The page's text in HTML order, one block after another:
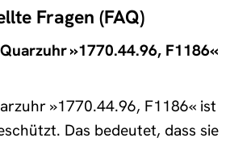
Fragen (FAQ)
»1770.44.96, F1186«
»1770.44.96, F1186« ist
Das bedeutet, dass sie